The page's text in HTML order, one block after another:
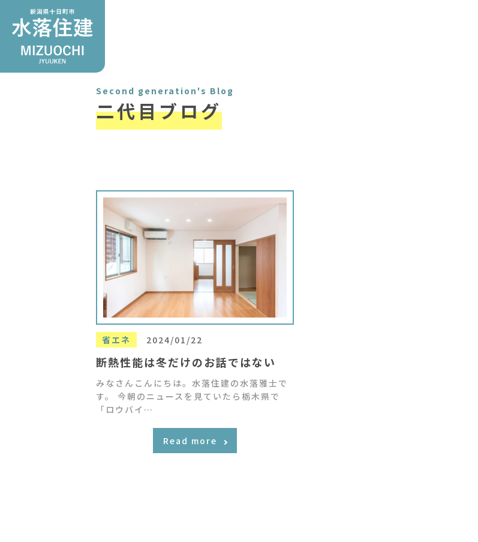
Second generation's Blog
二代目ブログ
省エネ 2024/01/22
断熱性能は冬だけのお話ではない
みなさんこんにちは。水落住建の水落雅士で
す。 今朝のニュースを見ていたら栃木県で
「ロウバイ…
Read more